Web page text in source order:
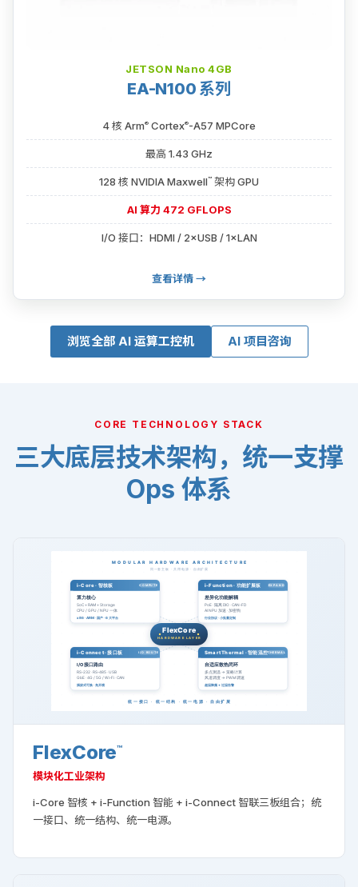
JETSON Nano 4GB
EA-N100 系列
4 核 Arm® Cortex®-A57 MPCore
最高 1.43 GHz
128 核 NVIDIA Maxwell™ 架构 GPU
AI 算力 472 GFLOPS
I/O 接口：HDMI / 2×USB / 1×LAN
查看详情 →
浏览全部 AI 运算工控机 AI 项目咨询
CORE TECHNOLOGY STACK
三大底层技术架构，统一支撑
Ops 体系
FlexCore™
模块化工业架构
i-Core 智核 + i-Function 智能 + i-Connect 智联三板组合；统
一接口、统一结构、统一电源。